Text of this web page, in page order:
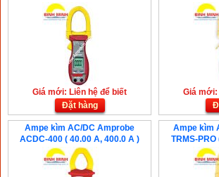
Giá mới: Liên hệ để biết
Đặt hàng
Giá mới:
Ampe kìm AC/DC Amprobe
ACDC-400 ( 40.00 A, 400.0 A )
Ampe kìm
TRMS-PRO